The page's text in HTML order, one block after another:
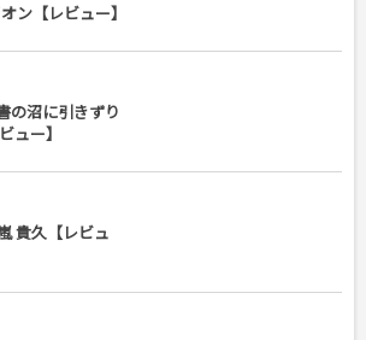
ン【レビュー】
の沼に引きずり
ュー】
貴久【レビュ